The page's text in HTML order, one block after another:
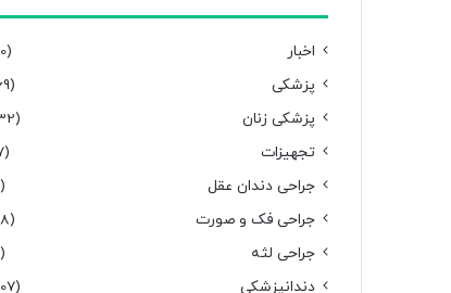
اخبار
(10)
پزشکی
(69)
پزشکی زنان
(32)
تجهیزات
(7)
جراحی دندان عقل
(1)
جراحی فک و صورت
(18)
جراحی لثه
(1)
دندانپزشکی
(107)